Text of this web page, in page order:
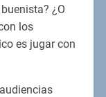
¿O
los
es jugar con